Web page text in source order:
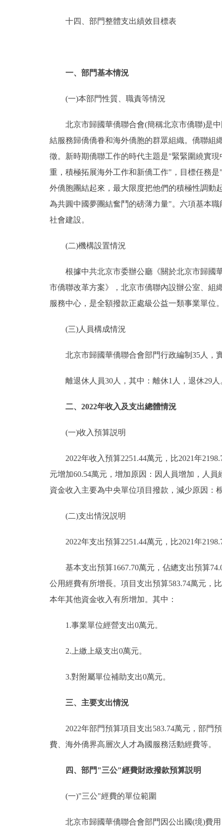
十四、部門整體支出績效目標表
一、部門基本情況
(一)本部門性質、職責等情況
北京市歸國華僑聯合會(簡稱北京市僑聯)是中
結服務歸僑僑眷和海外僑胞的群眾組織。僑聯組
徵。新時期僑聯工作的時代主題是"緊緊圍繞實
重，積極拓展海外工作和新僑工作"，目標任務
外僑胞團結起來，最大限度把他們的積極性調動
為共圓中國夢團結奮鬥的磅薄力量"。六項基本
社會建設。
(二)機構設置情況
根據中共北京市委辦公廳《關於北京市歸國華
市僑聯改革方案》，北京市僑聯內設辦公室、組
服務中心，是全額撥款正處級公益一類事業單位
(三)人員構成情況
北京市歸國華僑聯合會部門行政編制35人，實
離退休人員30人，其中：離休1人，退休29人
二、2022年收入及支出總體情況
(一)收入預算説明
2022年收入預算2251.44萬元，比2021年
元增加60.54萬元，增加原因：因人員增加，人
資金收入主要為中央單位項目撥款，減少原因：
(二)支出情況説明
2022年支出預算2251.44萬元，比2021年
基本支出預算1667.70萬元，佔總支出預算
公用經費有所增長。項目支出預算583.74萬元，
本年其他資金收入有所增加。其中：
1.事業單位經營支出0萬元。
2.上繳上級支出0萬元。
3.對附屬單位補助支出0萬元。
三、主要支出情況
2022年部門預算項目支出583.74萬元，部門
費、海外僑界高層次人才為國服務活動經費等。
四、部門"三公"經費財政撥款預算説明
(一)"三公"經費的單位範圍
北京市歸國華僑聯合會部門因公出國(境)費用